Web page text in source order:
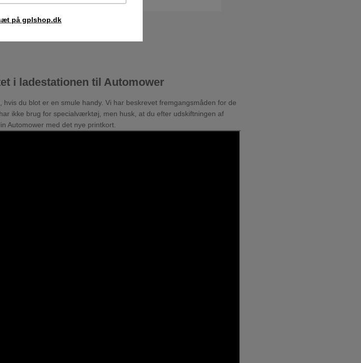
på gplshop.dk
i ladestationen til Automower
du blot er en smule handy. Vi har beskrevet fremgangsmåden for de
ikke brug for specialværktøj, men husk, at du efter udskiftningen af
Automower med det nye printkort.